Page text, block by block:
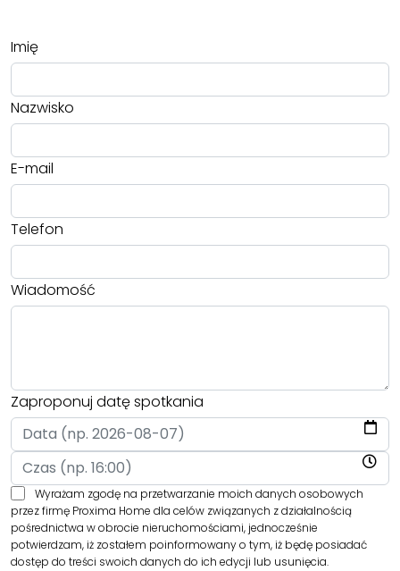
Imię
Nazwisko
E-mail
Telefon
Wiadomość
Zaproponuj datę spotkania
Wyrażam zgodę na przetwarzanie moich danych osobowych
przez firmę Proxima Home dla celów związanych z działalnością
pośrednictwa w obrocie nieruchomościami, jednocześnie
potwierdzam, iż zostałem poinformowany o tym, iż będę posiadać
dostęp do treści swoich danych do ich edycji lub usunięcia.